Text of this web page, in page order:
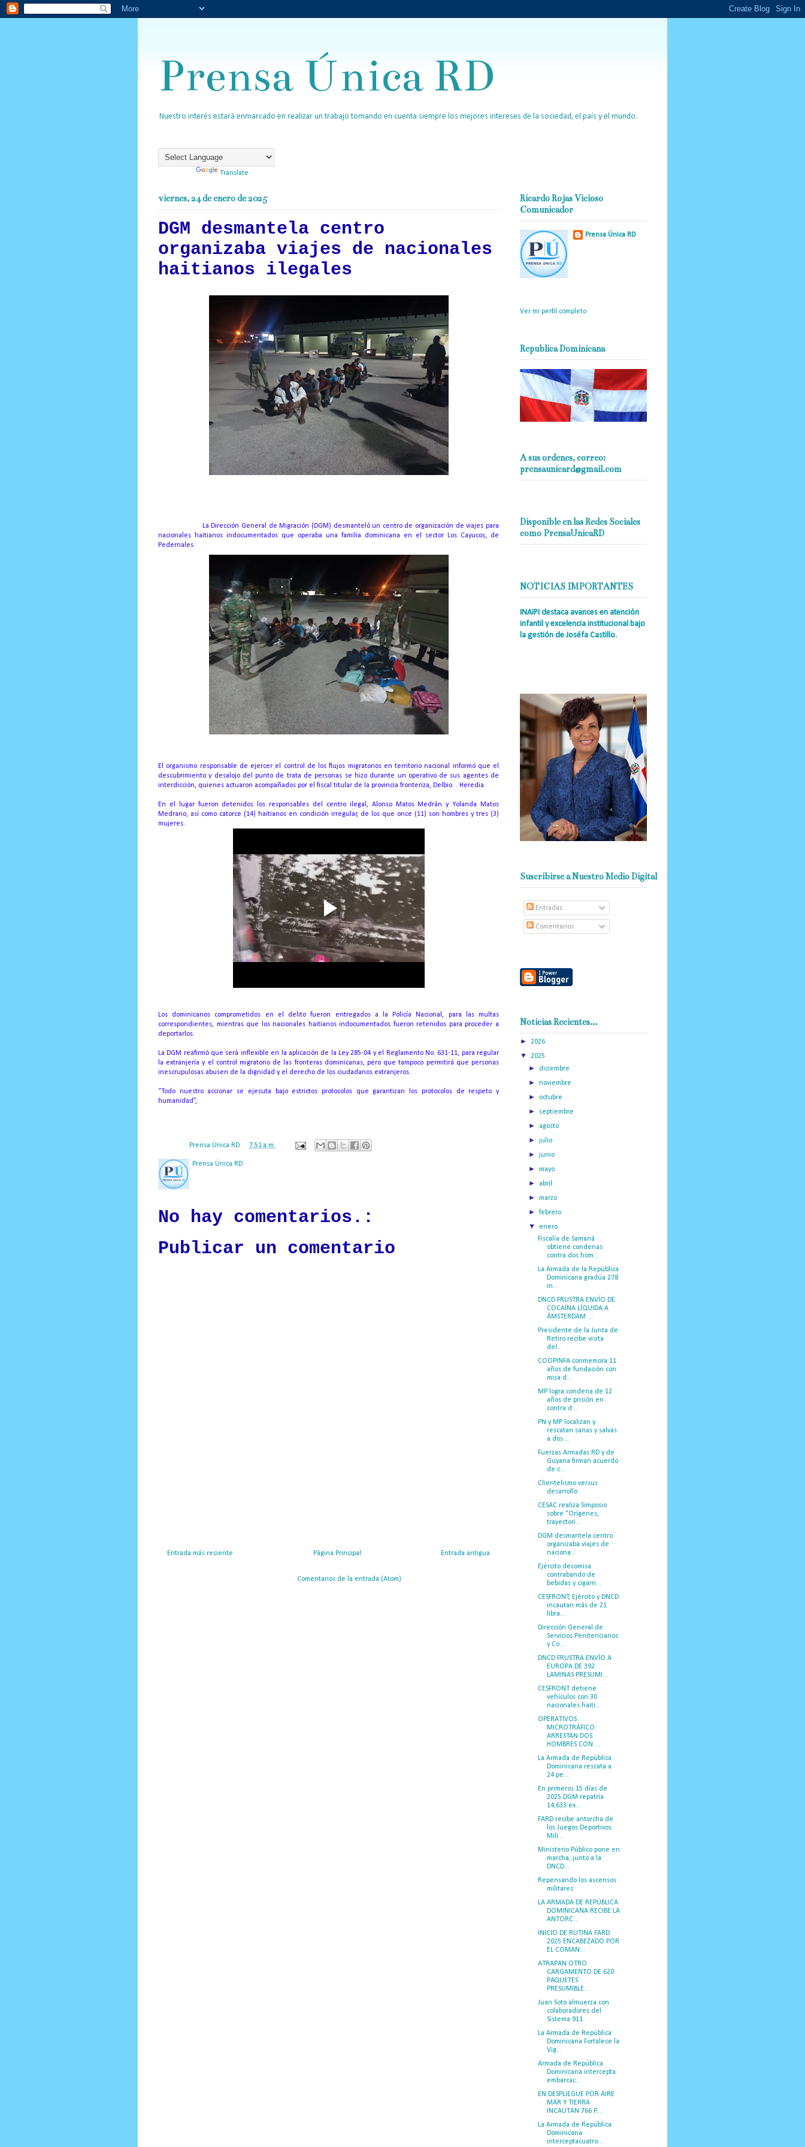
Prensa Única RD
Nuestro interés estará enmarcado en realizar un trabajo tomando en cuenta siempre los mejores intereses de la sociedad, el país y el mundo.
Translate
viernes, 24 de enero de 2025
DGM desmantela centro
organizaba viajes de nacionales
haitianos ilegales
La Dirección General de Migración (DGM) desmanteló un centro de organización de viajes para
nacionales haitianos indocumentados que operaba una familia dominicana en el sector Los Cayucos, de
Pedernales.
El organismo responsable de ejercer el control de los flujos migratorios en territorio nacional informó que el
descubrimiento y desalojo del punto de trata de personas se hizo durante un operativo de sus agentes de
interdicción, quienes actuaron acompañados por el fiscal titular de la provincia fronteriza, Delbio. . Heredia.
En el lugar fueron detenidos los responsables del centro ilegal, Alonso Matos Medrán y Yolanda Matos
Medrano, así como catorce (14) haitianos en condición irregular, de los que once (11) son hombres y tres (3)
mujeres.
Los dominicanos comprometidos en el delito fueron entregados a la Policía Nacional, para las multas
correspondientes, mientras que los nacionales haitianos indocumentados fueron retenidos para proceder a
deportarlos.
La DGM reafirmó que será inflexible en la aplicación de la Ley 285-04 y el Reglamento No. 631-11, para regular
la extranjería y el control migratorio de las fronteras dominicanas, pero que tampoco permitirá que personas
inescrupulosas abusen de la dignidad y el derecho de los ciudadanos extranjeros.
“Todo nuestro accionar se ejecuta bajo estrictos protocolos que garantizan los protocolos de respeto y
humanidad”,
Prensa Única RD 7:51 a.m.
Prensa Única RD
No hay comentarios.:
Publicar un comentario
Entrada más reciente Entrada antigua
Página Principal
Comentarios de la entrada (Atom)
Ricardo Rojas Vicioso
Comunicador
Prensa Única RD
Ver mi perfil completo
Republica Dominicana
A sus ordenes, correo:
prensaunicard@gmail.com
Disponible en las Redes Sociales
como PrensaUnicaRD
NOTICIAS IMPORTANTES
INAIPI destaca avances en atención
infantil y excelencia institucional bajo
la gestión de Joséfa Castillo.
Suscribirse a Nuestro Medio Digital
Entradas
Comentarios
Noticias Recientes...
► 2026
▼ 2025
► diciembre
►noviembre
► octubre
► septiembre
► agosto
►julio
►junio
►mayo
► abril
►marzo
►febrero
▼ enero
Fiscalía de Samaná
obtiene condenas
contra dos hom...
La Armada de la República
Dominicana gradúa 278
in...
DNCD FRUSTRA ENVÍO DE
COCAÍNA LÍQUIDA A
ÁMSTERDAM ...
Presidente de la Junta de
Retiro recibe visita
del...
COOPINFA conmemora 11
años de fundación con
misa d...
MP logra condena de 12
años de prisión en
contra d...
PN y MP localizan y
rescatan sanas y salvas
a dos ...
Fuerzas Armadas RD y de
Guyana firman acuerdo
de c...
Clientelismo versus
desarrollo
CESAC realiza Simposio
sobre “Orígenes,
trayectori...
DGM desmantela centro
organizaba viajes de
naciona...
Ejército decomisa
contrabando de
bebidas y cigarri...
CESFRONT, Ejército y DNCD
incautan más de 21
libra...
Dirección General de
Servicios Penitenciarios
y Co...
DNCD FRUSTRA ENVÍO A
EUROPA DE 392
LAMINAS PRESUMI...
CESFRONT detiene
vehículos con 30
nacionales haiti...
OPERATIVOS
MICROTRÁFICO:
ARRESTAN DOS
HOMBRES CON ...
La Armada de República
Dominicana rescata a
24 pe...
En primeros 15 días de
2025 DGM repatría
14,633 ex...
FARD recibe antorcha de
los Juegos Deportivos
Mili...
Ministerio Público pone en
marcha, junto a la
DNCD...
Repensando los ascensos
militares
LA ARMADA DE REPÚBLICA
DOMINICANA RECIBE LA
ANTORC...
INICIO DE RUTINA FARD
2025 ENCABEZADO POR
EL COMAN...
ATRAPAN OTRO
CARGAMENTO DE 620
PAQUETES
PRESUMIBLE...
Juan Soto almuerza con
colaboradores del
Sistema 911
La Armada de República
Dominicana Fortalece la
Vig...
Armada de República
Dominicana intercepta
embarcac...
EN DESPLIEGUE POR AIRE
MAR Y TIERRA
INCAUTAN 766 P...
La Armada de República
Dominicana
interceptacuatro...